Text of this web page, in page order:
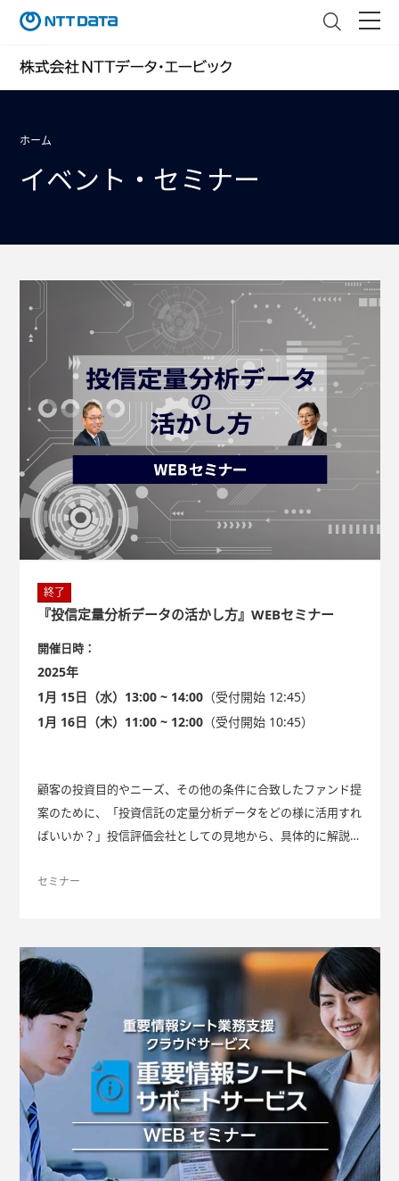
ホーム
イベント・セミナー
終了
『投信定量分析データの活かし方』WEBセミナー
開催日時：
2025年
1月 15日（水）13:00 ~ 14:00（受付開始 12:45）
1月 16日（木）11:00 ~ 12:00（受付開始 10:45）
顧客の投資目的やニーズ、その他の条件に合致したファンド提
案のために、「投資信託の定量分析データをどの様に活用すれ
ばいいか？」投信評価会社としての見地から、具体的に解説し
セミナー